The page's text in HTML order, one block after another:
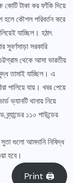
টাকা কর ফাঁকি দিয়ে
কৌশল পরিবর্তন করে
যাচ্ছিল। হঠাৎ
সুবর্ণসাড়া সরকারি
থেকে আসা ভারতীয়
তামাই যাচ্ছিল। এ
পালিয়ে যায়। খবর পেয়ে
ভ্যানটি থানায় নিয়ে
১১০ পাউন্ডের
সুতা গুলো আমদানি নিষিদ্ধ
হবে।
Print 🖨